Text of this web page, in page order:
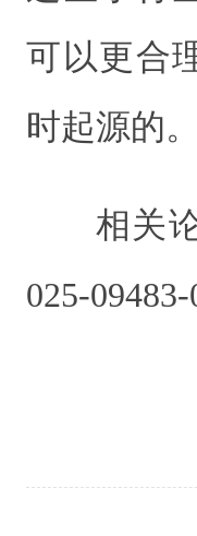
可以更合
时起源的
相关
025-09483-